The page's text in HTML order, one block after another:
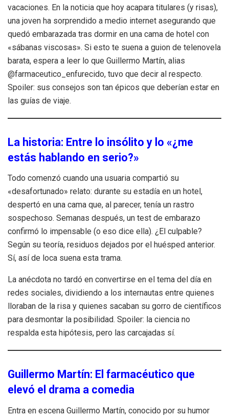
vacaciones. En la noticia que hoy acapara titulares (y risas),
una joven ha sorprendido a medio internet asegurando que
quedó embarazada tras dormir en una cama de hotel con
«sábanas viscosas». Si esto te suena a guion de telenovela
barata, espera a leer lo que Guillermo Martín, alias
@farmaceutico_enfurecido, tuvo que decir al respecto.
Spoiler: sus consejos son tan épicos que deberían estar en
las guías de viaje.
La historia: Entre lo insólito y lo «¿me
estás hablando en serio?»
Todo comenzó cuando una usuaria compartió su
«desafortunado» relato: durante su estadía en un hotel,
despertó en una cama que, al parecer, tenía un rastro
sospechoso. Semanas después, un test de embarazo
confirmó lo impensable (o eso dice ella). ¿El culpable?
Según su teoría, residuos dejados por el huésped anterior.
Sí, así de loca suena esta trama.
La anécdota no tardó en convertirse en el tema del día en
redes sociales, dividiendo a los internautas entre quienes
lloraban de la risa y quienes sacaban su gorro de científicos
para desmontar la posibilidad. Spoiler: la ciencia no
respalda esta hipótesis, pero las carcajadas sí.
Guillermo Martín: El farmacéutico que
elevó el drama a comedia
Entra en escena Guillermo Martín, conocido por su humor